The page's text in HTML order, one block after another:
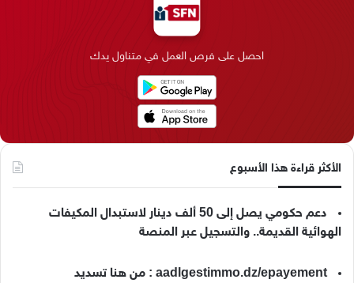
د
ن
ق
ر
ا
م
م
k
احصل على فرص العمل في متناول يدك
الأكثر قراءة هذا الأسبوع
دعم حكومي يصل إلى 50 ألف دينار لاستبدال المكيفات
الهوائية القديمة.. والتسجيل عبر المنصة
aadlgestimmo.dz/epayement : من هنا تسديد